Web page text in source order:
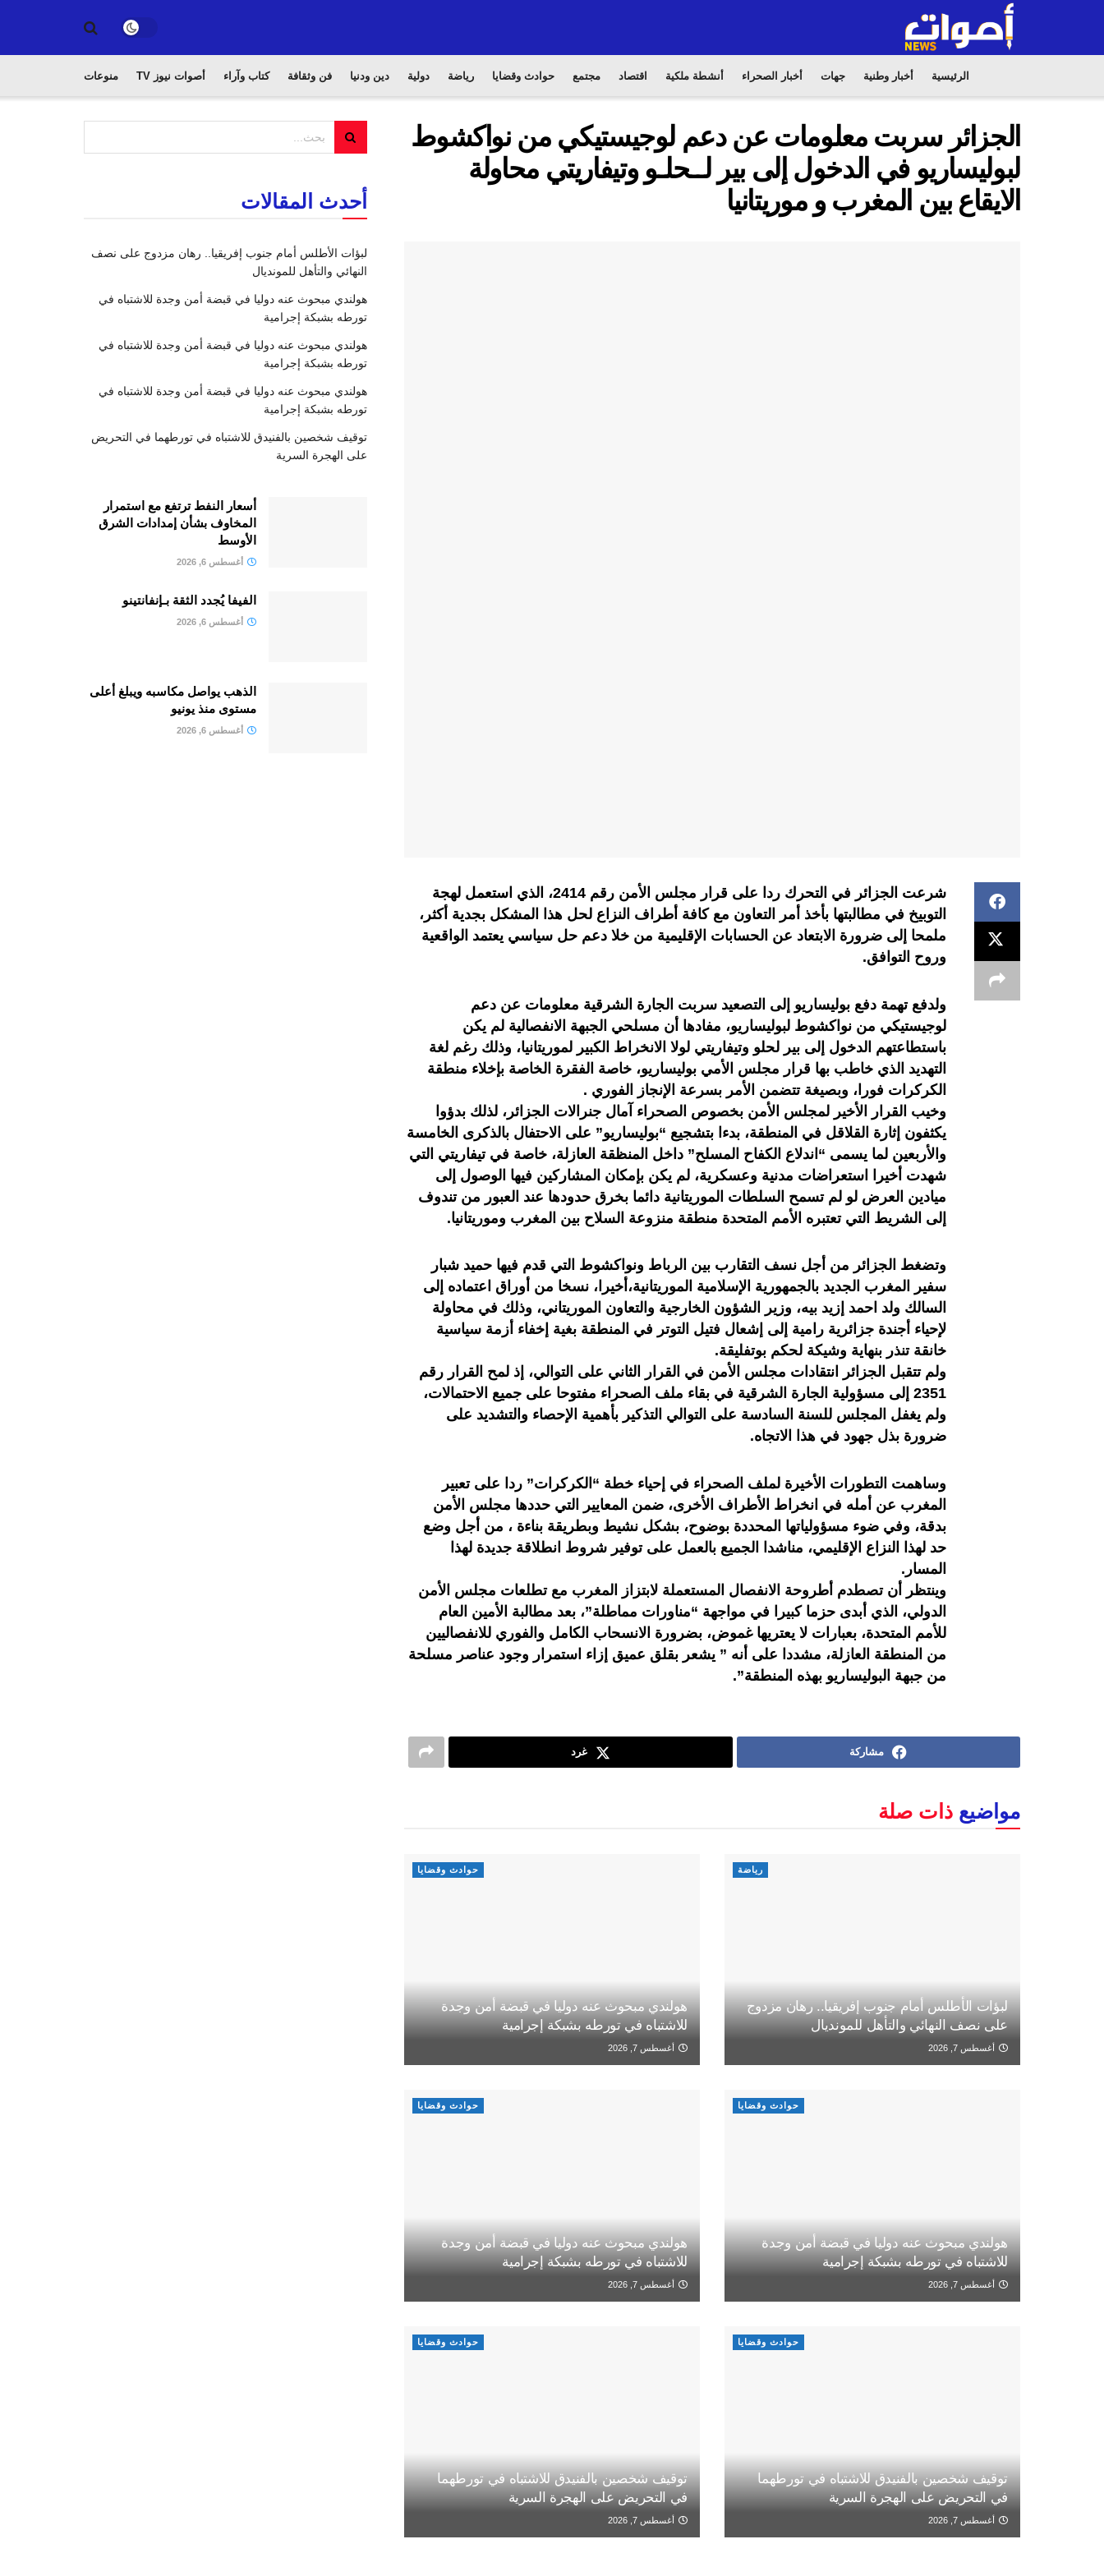
الرئيسية أخبار وطنية جهات أخبار الصحراء أنشطة ملكية اقتصاد مجتمع حوادث وقضايا رياضة دولية دين ودنيا فن وثقافة كتاب وآراء أصوات نيوز TV منوعات
الجزائر سربت معلومات عن دعم لوجيستيكي من نواكشوط
لبوليساريو في الدخول إلى بير لــحلـو وتيفاريتي محاولة
الايقاع بين المغرب و موريتانيا
شرعت الجزائر في التحرك ردا على قرار مجلس الأمن رقم 2414، الذي استعمل لهجة
التوبيخ في مطالبتها بأخذ أمر التعاون مع كافة أطراف النزاع لحل هذا المشكل بجدية أكثر،
ملمحا إلى ضرورة الابتعاد عن الحسابات الإقليمية من خلا دعم حل سياسي يعتمد الواقعية
وروح التوافق.
ولدفع تهمة دفع بوليساريو إلى التصعيد سربت الجارة الشرقية معلومات عن دعم
لوجيستيكي من نواكشوط لبوليساريو، مفادها أن مسلحي الجبهة الانفصالية لم يكن
باستطاعتهم الدخول إلى بير لحلو وتيفاريتي لولا الانخراط الكبير لموريتانيا، وذلك رغم لغة
التهديد الذي خاطب بها قرار مجلس الأمي بوليساريو، خاصة الفقرة الخاصة بإخلاء منطقة
الكركرات فورا، وبصيغة تتضمن الأمر بسرعة الإنجاز الفوري .
وخيب القرار الأخير لمجلس الأمن بخصوص الصحراء آمال جنرالات الجزائر، لذلك بدؤوا
يكثفون إثارة القلاقل في المنطقة، بدءا بتشجيع “بوليساريو” على الاحتفال بالذكرى الخامسة
والأربعين لما يسمى “اندلاع الكفاح المسلح” داخل المنظقة العازلة، خاصة في تيفاريتي التي
شهدت أخيرا استعراضات مدنية وعسكرية، لم يكن بإمكان المشاركين فيها الوصول إلى
ميادين العرض لو لم تسمح السلطات الموريتانية دائما بخرق حدودها عند العبور من تندوف
إلى الشريط التي تعتبره الأمم المتحدة منطقة منزوعة السلاح بين المغرب وموريتانيا.
وتضغط الجزائر من أجل نسف التقارب بين الرباط ونواكشوط التي قدم فيها حميد شبار
سفير المغرب الجديد بالجمهورية الإسلامية الموريتانية،أخيرا، نسخا من أوراق اعتماده إلى
السالك ولد احمد إزيد بيه، وزير الشؤون الخارجية والتعاون الموريتاني، وذلك في محاولة
لإحياء أجندة جزائرية رامية إلى إشعال فتيل التوتر في المنطقة بغية إخفاء أزمة سياسية
خانقة تنذر بنهاية وشيكة لحكم بوتفليقة.
ولم تتقبل الجزائر انتقادات مجلس الأمن في القرار الثاني على التوالي، إذ لمح القرار رقم
2351 إلى مسؤولية الجارة الشرقية في بقاء ملف الصحراء مفتوحا على جميع الاحتمالات،
ولم يغفل المجلس للسنة السادسة على التوالي التذكير بأهمية الإحصاء والتشديد على
ضرورة بذل جهود في هذا الاتجاه.
وساهمت التطورات الأخيرة لملف الصحراء في إحياء خطة “الكركرات” ردا على تعبير
المغرب عن أمله في انخراط الأطراف الأخرى، ضمن المعايير التي حددها مجلس الأمن
بدقة، وفي ضوء مسؤولياتها المحددة بوضوح، بشكل نشيط وبطريقة بناءة ، من أجل وضع
حد لهذا النزاع الإقليمي، مناشدا الجميع بالعمل على توفير شروط انطلاقة جديدة لهذا
المسار.
وينتظر أن تصطدم أطروحة الانفصال المستعملة لابتزاز المغرب مع تطلعات مجلس الأمن
الدولي، الذي أبدى حزما كبيرا في مواجهة “مناورات مماطلة”، بعد مطالبة الأمين العام
للأمم المتحدة، بعبارات لا يعتريها غموض، بضرورة الانسحاب الكامل والفوري للانفصاليين
من المنطقة العازلة، مشددا على أنه ” يشعر بقلق عميق إزاء استمرار وجود عناصر مسلحة
من جبهة البوليساريو بهذه المنطقة”.
مشاركة غرد
مواضيع ذات صلة
رياضة
لبؤات الأطلس أمام جنوب إفريقيا.. رهان مزدوج
على نصف النهائي والتأهل للمونديال
أغسطس 7, 2026
حوادث وقضايا
هولندي مبحوث عنه دوليا في قبضة أمن وجدة
للاشتباه في تورطه بشبكة إجرامية
أغسطس 7, 2026
حوادث وقضايا
هولندي مبحوث عنه دوليا في قبضة أمن وجدة
للاشتباه في تورطه بشبكة إجرامية
أغسطس 7, 2026
حوادث وقضايا
هولندي مبحوث عنه دوليا في قبضة أمن وجدة
للاشتباه في تورطه بشبكة إجرامية
أغسطس 7, 2026
حوادث وقضايا
توقيف شخصين بالفنيدق للاشتباه في تورطهما
في التحريض على الهجرة السرية
أغسطس 7, 2026
حوادث وقضايا
توقيف شخصين بالفنيدق للاشتباه في تورطهما
في التحريض على الهجرة السرية
أغسطس 7, 2026
أحدث المقالات
لبؤات الأطلس أمام جنوب إفريقيا.. رهان مزدوج على نصف
النهائي والتأهل للمونديال
هولندي مبحوث عنه دوليا في قبضة أمن وجدة للاشتباه في
تورطه بشبكة إجرامية
هولندي مبحوث عنه دوليا في قبضة أمن وجدة للاشتباه في
تورطه بشبكة إجرامية
هولندي مبحوث عنه دوليا في قبضة أمن وجدة للاشتباه في
تورطه بشبكة إجرامية
توقيف شخصين بالفنيدق للاشتباه في تورطهما في التحريض
على الهجرة السرية
أسعار النفط ترتفع مع استمرار
المخاوف بشأن إمدادات الشرق
الأوسط
أغسطس 6, 2026
الفيفا يُجدد الثقة بـإنفانتينو
أغسطس 6, 2026
الذهب يواصل مكاسبه ويبلغ أعلى
مستوى منذ يونيو
أغسطس 6, 2026